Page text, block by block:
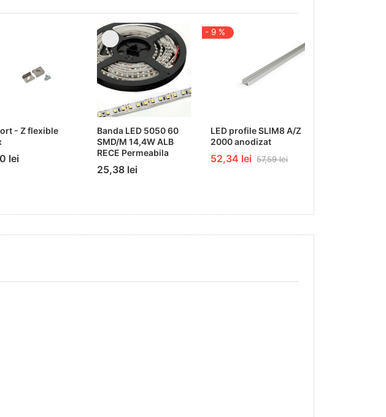
- Z flexible
lei
Banda LED 5050 60
SMD/M 14,4W ALB
RECE Permeabila
25,38 lei
- 9 %
LED profile SLIM8 A/Z
2000 anodizat
52,34 lei 57,59 lei